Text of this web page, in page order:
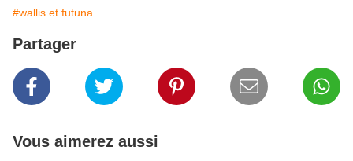
#wallis et futuna
Partager
Vous aimerez aussi